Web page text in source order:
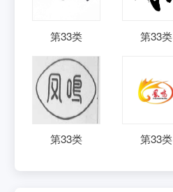
第33类 第33类
第33类 第33类